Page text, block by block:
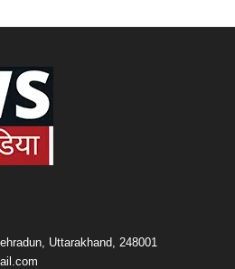
Uttarakhand, 248001